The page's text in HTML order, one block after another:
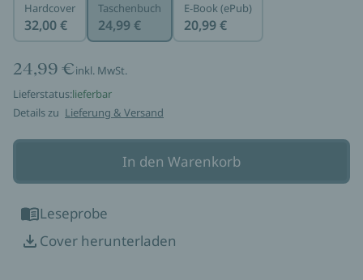
Hardcover
32,00 €
Taschenbuch
24,99 €
E-Book (ePub)
20,99 €
24,99 €inkl. MwSt.
Lieferstatus:lieferbar
Details zu Lieferung & Versand
In den Warenkorb
Leseprobe
Cover herunterladen